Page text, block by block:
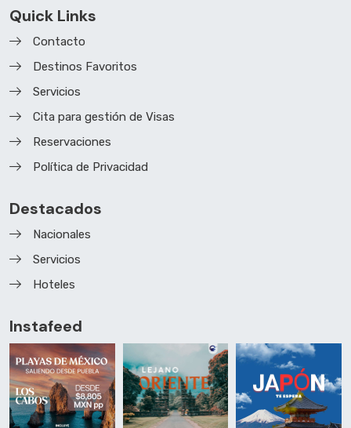
Quick Links
Contacto
Destinos Favoritos
Servicios
Cita para gestión de Visas
Reservaciones
Política de Privacidad
Destacados
Nacionales
Servicios
Hoteles
Instafeed